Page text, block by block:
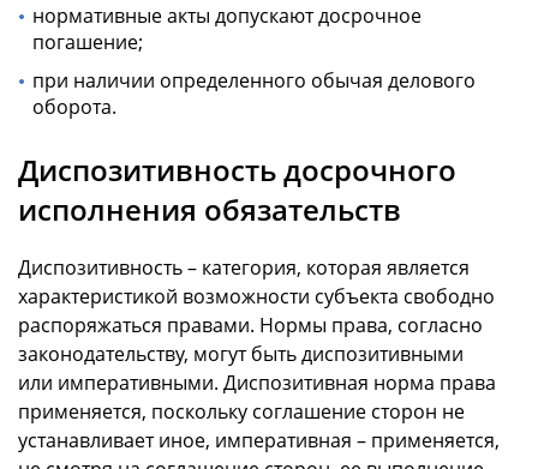
нормативные акты допускают досрочное
погашение;
при наличии определенного обычая делового
оборота.
Диспозитивность досрочного
исполнения обязательств
Диспозитивность – категория, которая является
характеристикой возможности субъекта свободно
распоряжаться правами. Нормы права, согласно
законодательству, могут быть диспозитивными
или императивными. Диспозитивная норма права
применяется, поскольку соглашение сторон не
устанавливает иное, императивная – применяется,